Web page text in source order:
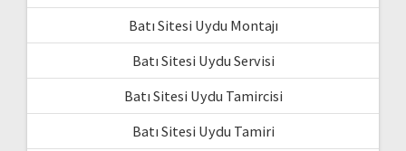
Batı Sitesi Uydu Montajı
Batı Sitesi Uydu Servisi
Batı Sitesi Uydu Tamircisi
Batı Sitesi Uydu Tamiri